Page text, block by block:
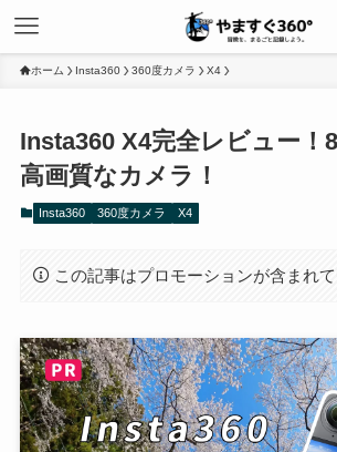
ホーム Insta360 360度カメラ X4
Insta360 X4完全レビュー！
高画質なカメラ！
Insta360 360度カメラ X4
この記事はプロモーションが含まれて